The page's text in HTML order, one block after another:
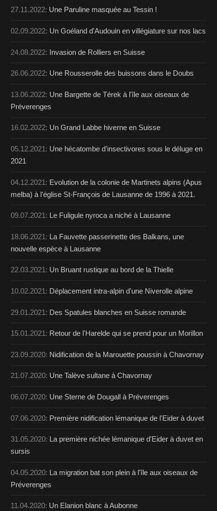
27.11.2022: Une Paruline masquée au Tessin !
02.09.2022: Un Goéland d'Audouin en villégiature sur nos lacs
24.08.2022: Invasion de Rolliers en Suisse
26.06.2022: Une Rousserolle des buissons dans le Doubs
13.06.2022: Une Bargette de Térek à l'île aux oiseaux de
Préverenges
16.02.2022: Un Grand Labbe hiverne en Suisse
05.12.2021: Une hécatombe d'insectivores sous le déluge en
2021
04.12.2021: Evolution de la colonie de Martinets alpins (Apus
melba) à l'église St-François de Lausanne de 1996 à 2021.
09.07.2021: Le Fuligule nyroca a niché à Lausanne
18.06.2021: La Fauvette passerinette des Balkans, une
nouvelle espèce à Lausanne
22.03.2021: Un Bruant rustique au bord de la Thielle
10.02.2021: Déplacement intra-alpin d'une Niverolle alpine
29.01.2021: Des Spatules blanches en Suisse romande
15.01.2021: Retour de l'Harelde qui se prend pour un Morillon
23.09.2020: Nidification de la Marouette poussin à Chavornay
21.07.2020: Une Talève sultane à Chavornay
06.07.2020: Une Sterne de Dougall à Préverenges
07.06.2020: Première nidification lémanique de l'Eider à duvet
31.05.2020: La première nichée lémanique d'Eider à duvet en
sursis
04.05.2020: La migration bat son plein à l'île aux oiseaux de
Préverenges
11.04.2020: Un Elanion blanc à Aubonne